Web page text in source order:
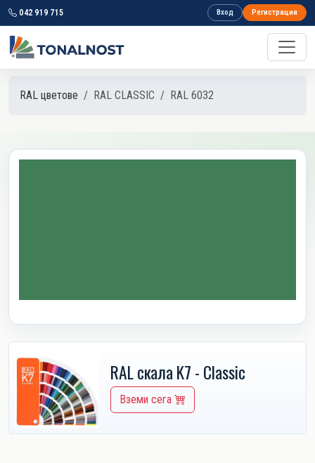
042 919 715 Вход Регистрация
RAL цветове RAL CLASSIC RAL 6032
RAL скала K7 - Classic
Вземи сега